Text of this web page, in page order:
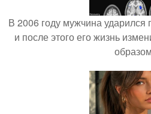
В 2006 году мужчина ударился
и после этого его жизнь